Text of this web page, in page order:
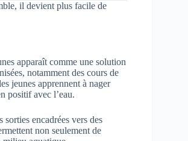
il devient plus facile de
apparaît comme une solution
notamment des cours de
jeunes apprennent à nager
positif avec l’eau.
encadrées vers des
non seulement de